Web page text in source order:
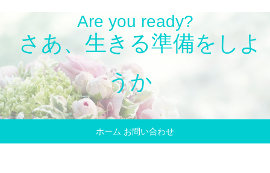
Are you ready?
さあ、生きる準備をしよ
うか
ホーム お問い合わせ